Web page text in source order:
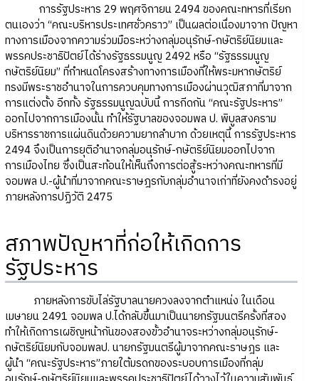
การรัฐประหาร 29 พฤศจิกายน 2494 ของคณะทหารที่เรียก
ตนเองว่า “คณะบริหารประเทศชั่วคราว” เป็นผลต่อเนื่องมาจาก ปัญหา
ทางการเมืองจากความร่วมมือระหว่างกลุ่มอนุรักษ์-กษัตริย์นิยมและ
พรรคประชาธิปัตย์ได้ร่างรัฐธรรมนูญ 2492 หรือ “รัฐธรรมนูญ
กษัตริย์นิยม” ที่กำหนดโครงสร้างทางการเมืองที่ให้พระมหากษัตริย์
ทรงมีพระราชอำนาจในการควบคุมทางการเมืองผ่านวุฒิสภาที่มาจาก
การแต่งตั้ง อีกทั้ง รัฐธรรมนูญฉบับนี้ การกีดกัน “คณะรัฐประหาร”
ออกไปจากการเมืองนั้น ทำให้รัฐบาลของจอมพล ป. พิบูลสงคราม
บริหารราชการแผ่นดินด้วยความยากลำบาก ด้วยเหตุนี้ การรัฐประหาร
2494 จึงเป็นการยุติอำนาจกลุ่มอนุรักษ์-กษัตริย์นิยมออกไปจาก
การเมืองไทย ซึ่งเป็นสะท้อนให้เห็นถึงการต่อสู้ระหว่างคณะทหารที่มี
จอมพล ป.-ผู้นำที่มาจากคณะราษฎรกับกลุ่มอำนาจเก่าที่ยังคงดำรงอยู่
ภายหลังการปฏิวัติ 2475
สภาพปัญหาที่ก่อให้เกิดการ
รัฐประหาร
ภายหลังการขับไล่รัฐบาลนายควงลงจากตำแหน่ง ในเดือน
เมษายน 2491 จอมพล ป.ได้กลับขึ้นมาเป็นนายกรัฐมนตรีครั้งที่สอง
ทำให้เกิดการเผชิญหน้ากันของสองขั้วอำนาจระหว่างกลุ่มอนุรักษ์-
กษัตริย์นิยมกับจอมพลป. นายกรัฐมนตรีผู้มาจากคณะราษฎร และ
ผู้นำ “คณะรัฐประหาร”ภายใต้มรดกของระบอบการเมืองที่กลุ่ม